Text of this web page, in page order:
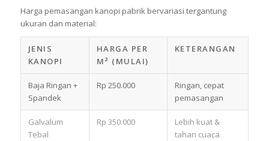
Harga pemasangan kanopi pabrik bervariasi tergantung
ukuran dan material:
JENIS
KANOPI
HARGA PER
M² (MULAI)
KETERANGAN
Baja Ringan +
Spandek
Rp 250.000
Ringan, cepat
pemasangan
Galvalum
Tebal
Rp 350.000
Lebih kuat &
tahan cuaca